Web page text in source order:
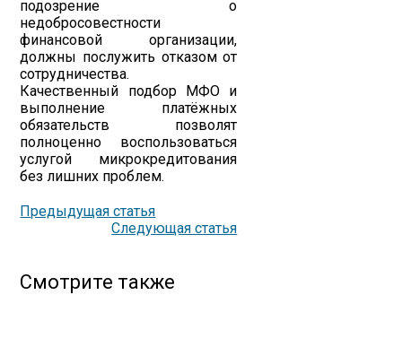
подозрение о
недобросовестности
финансовой организации,
должны послужить отказом от
сотрудничества.
Качественный подбор МФО и
выполнение платёжных
обязательств позволят
полноценно воспользоваться
услугой микрокредитования
без лишних проблем.
Предыдущая статья
Следующая статья
Смотрите также